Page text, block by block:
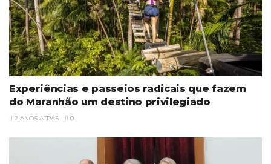
Experiências e passeios radicais que fazem
do Maranhão um destino privilegiado
2 ANOS ATRÁS 0